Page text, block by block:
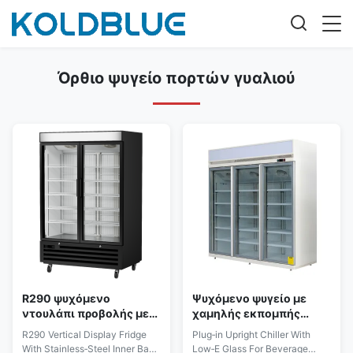
Όρθιο ψυγείο πορτών γυαλιού
R290 ψυχόμενο
ντουλάπι προβολής με
ανοξείδωτη εσωτερική
βάση και φωτισμό LED
R290 Vertical Display Fridge
With Stainless‑Steel Inner Base
Ψυχόμενο ψυγείο με
χαμηλής εκπομπής
τζάμι για εμπορική
προβολή ποτών
Plug‑in Upright Chiller With
Low‑E Glass For Beverage